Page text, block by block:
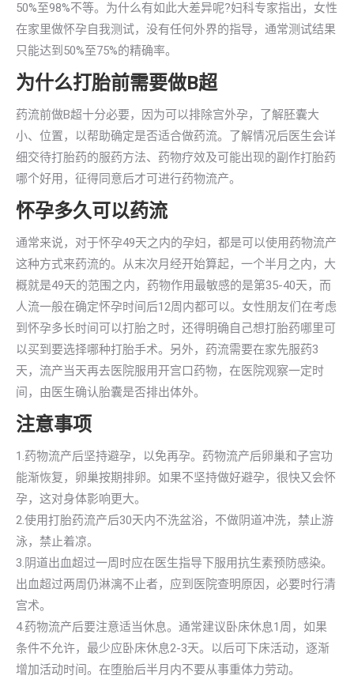
50%至98%不等。为什么有如此大差异呢?妇科专家指出，女性
在家里做怀孕自我测试，没有任何外界的指导，通常测试结果
只能达到50%至75%的精确率。
为什么打胎前需要做B超
药流前做B超十分必要，因为可以排除宫外孕，了解胚囊大
小、位置，以帮助确定是否适合做药流。了解情况后医生会详
细交待打胎药的服药方法、药物疗效及可能出现的副作打胎药
哪个好用，征得同意后才可进行药物流产。
怀孕多久可以药流
通常来说，对于怀孕49天之内的孕妇，都是可以使用药物流产
这种方式来药流的。从末次月经开始算起，一个半月之内，大
概就是49天的范围之内，药物作用最敏感的是第35-40天，而
人流一般在确定怀孕时间后12周内都可以。女性朋友们在考虑
到怀孕多长时间可以打胎之时，还得明确自己想打胎药哪里可
以买到要选择哪种打胎手术。另外，药流需要在家先服药3
天，流产当天再去医院服用开宫口药物，在医院观察一定时
间，由医生确认胎囊是否排出体外。
注意事项
1.药物流产后坚持避孕，以免再孕。药物流产后卵巢和子宫功
能渐恢复，卵巢按期排卵。如果不坚持做好避孕，很快又会怀
孕，这对身体影响更大。
2.使用打胎药流产后30天内不洗盆浴，不做阴道冲洗，禁止游
泳，禁止着凉。
3.阴道出血超过一周时应在医生指导下服用抗生素预防感染。
出血超过两周仍淋漓不止者，应到医院查明原因，必要时行清
宫术。
4.药物流产后要注意适当休息。通常建议卧床休息1周，如果
条件不允许，最少应卧床休息2-3天。以后可下床活动，逐渐
增加活动时间。在堕胎后半月内不要从事重体力劳动。